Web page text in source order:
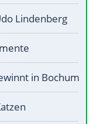
Lindenberg
in Bochum